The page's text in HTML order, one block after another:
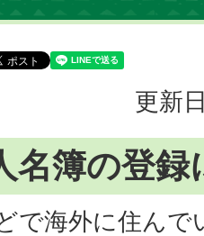
更新
名簿の登録
で海外に住んで